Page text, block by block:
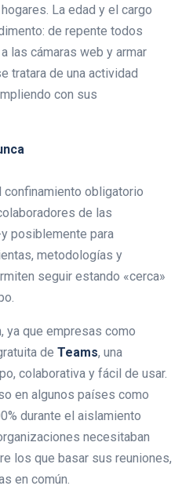
La edad y el cargo
de repente todos
las cámaras web y armar
tratara de una actividad
con sus
obligatorio
de las
posiblemente para
metodologías y
seguir estando «cerca»
ya que empresas como
de Teams, una
colaborativa y fácil de usar.
en algunos países como
durante el aislamiento
necesitaban
los que basar sus reuniones,
en común.